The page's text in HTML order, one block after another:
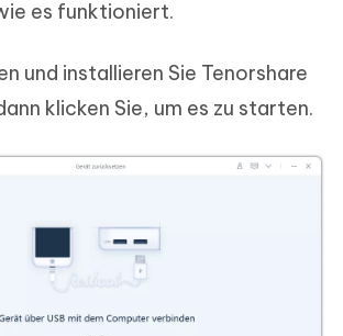
es funktioniert.
und installieren Sie Tenorshare
klicken Sie, um es zu starten.